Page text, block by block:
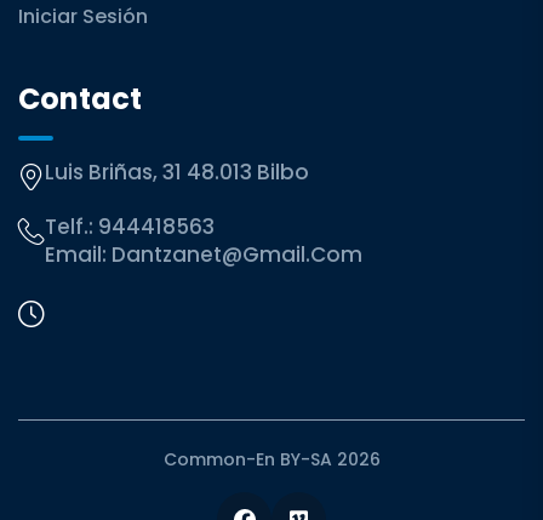
Iniciar Sesión
Contact
Luis Briñas, 31 48.013 Bilbo
Telf.: 944418563
Email: Dantzanet@gmail.com
Common-En BY-SA 2026